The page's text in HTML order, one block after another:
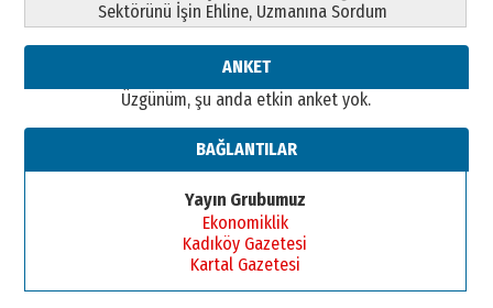
26 Mart 2026 Perşembe
gönül adamı Faruk Terzioğlu!
Başkan Sekmen’den Erzurum’a
bir vizyon proje daha!
02 Ağustos 2026 Pazar
Sektörünü İşin Ehline, Uzmanına Sordum
ANKET
Üzgünüm, şu anda etkin anket yok.
BAĞLANTILAR
Yayın Grubumuz
Ekonomiklik
Kadıköy Gazetesi
Kartal Gazetesi